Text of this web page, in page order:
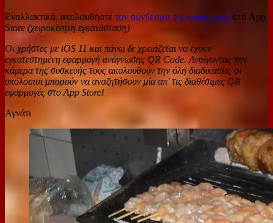
Εναλλακτικά, ακολουθήστε τον σύνδεσμο της εφαρμογής στο App
Store (χειροκίνητη εγκατάσταση)
Οι χρήστες με iOS 11 και πάνω δε χρειάζεται να έχουν
εγκατεστημένη εφαρμογή ανάγνωσης QR Code. Ανοίγοντας την
κάμερα της συσκευής τους ακολουθούν την όλη διαδικασία, οι
υπόλοιποι μπορούν να αναζητήσουν μία απ' τις διαθέσιμες QR
εφαρμογές στο App Store!
Αγνάτι